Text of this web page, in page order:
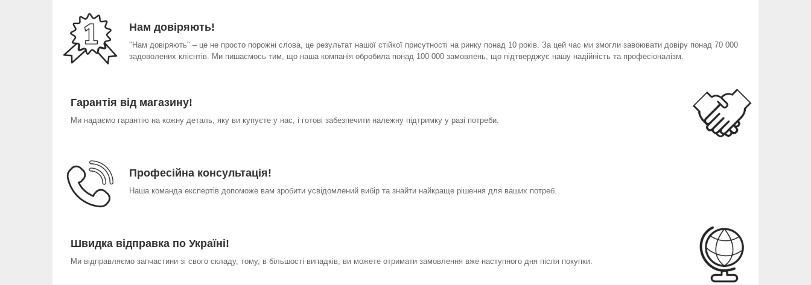
Нам довіряють!
"Нам довіряють" – це не просто порожні слова, це результат нашої стійкої присутності на ринку понад 10 років. За цей час ми змогли завоювати довіру понад 70 000
задоволених клієнтів. Ми пишаємось тим, що наша компанія обробила понад 100 000 замовлень, що підтверджує нашу надійність та професіоналізм.
Гарантія від магазину!
Ми надаємо гарантію на кожну деталь, яку ви купуєте у нас, і готові забезпечити належну підтримку у разі потреби.
Професійна консультація!
Наша команда експертів допоможе вам зробити усвідомлений вибір та знайти найкраще рішення для ваших потреб.
Швидка відправка по Україні!
Ми відправляємо запчастини зі свого складу, тому, в більшості випадків, ви можете отримати замовлення вже наступного дня після покупки.